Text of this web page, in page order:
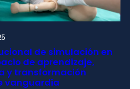
de simulación en
de aprendizaje,
y transformación
vanguardia